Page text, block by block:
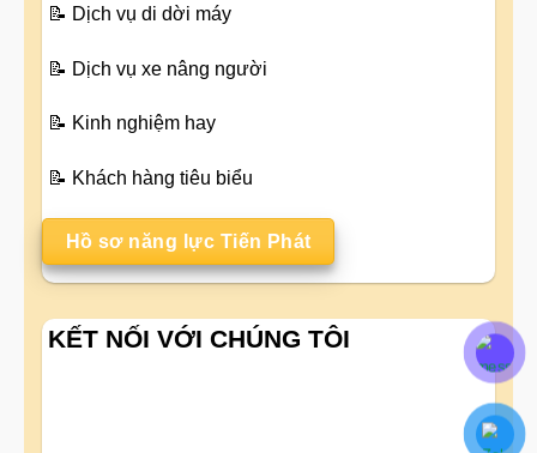
📝 Dịch vụ di dời máy
📝 Dịch vụ xe nâng người
📝 Kinh nghiệm hay
📝 Khách hàng tiêu biểu
Hồ sơ năng lực Tiến Phát
KẾT NỐI VỚI CHÚNG TÔI